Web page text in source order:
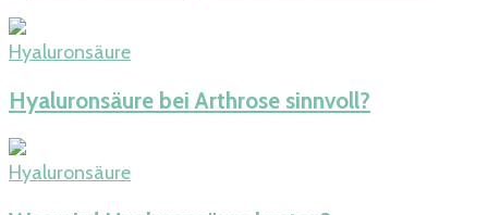
Hyaluronsäure
Hyaluronsäure bei Arthrose sinnvoll?
Hyaluronsäure